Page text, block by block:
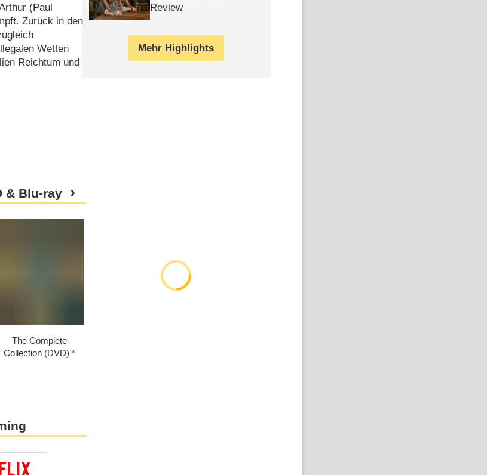
(Paul
Zurück in den
Wetten
Reichtum und
& Blu-ray
The Complete
Collection (DVD)
Review
Mehr Highlights